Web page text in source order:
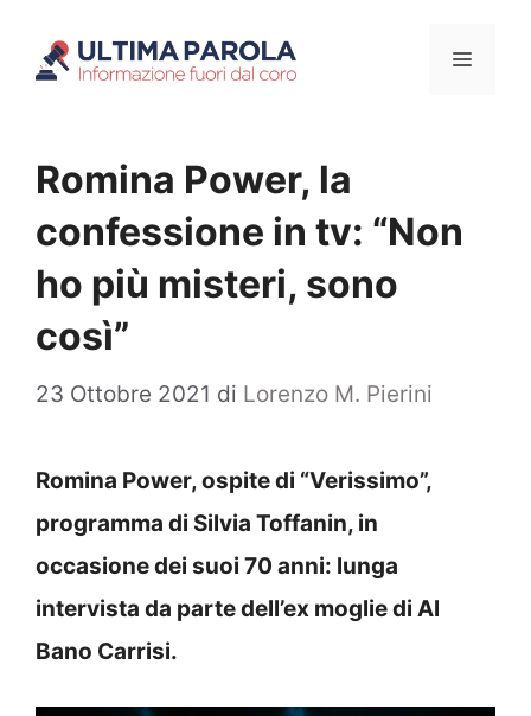
Menu
Romina Power, la
confessione in tv: “Non
ho più misteri, sono
così”
23 Ottobre 2021 di Lorenzo M. Pierini
Romina Power, ospite di “Verissimo”,
programma di Silvia Toffanin, in
occasione dei suoi 70 anni: lunga
intervista da parte dell’ex moglie di Al
Bano Carrisi.